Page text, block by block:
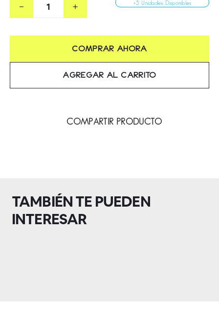
＋
－ +5 Unidades Disponibles
AGREGAR AL CARRITO
COMPRAR AHORA
COMPARTIR PRODUCTO
TAMBIÉN TE PUEDEN
INTERESAR